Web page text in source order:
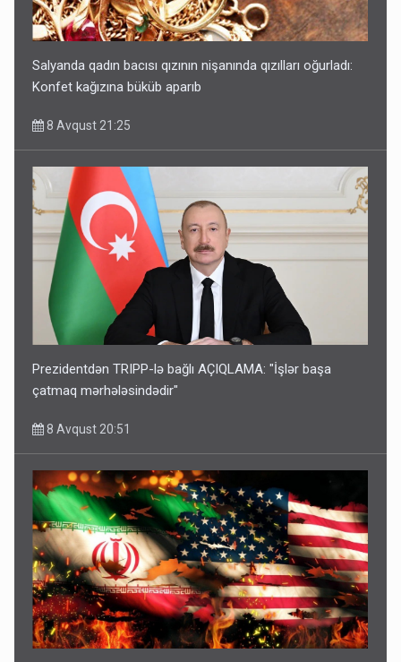
Salyanda qadın bacısı qızının nişanında qızılları oğurladı:
Konfet kağızına büküb aparıb
8 Avqust 21:25
Prezidentdən TRIPP-lə bağlı AÇIQLAMA: "İşlər başa
çatmaq mərhələsindədir"
8 Avqust 20:51